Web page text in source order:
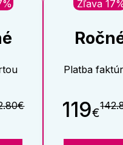
Zľava
Platba
119€